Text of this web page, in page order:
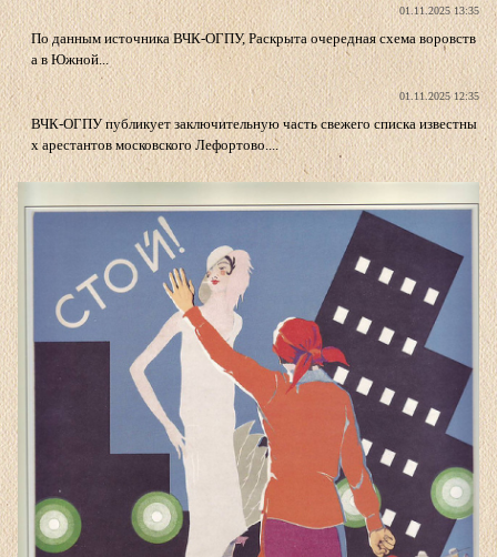
01.11.2025 13:35
По данным источника ВЧК-ОГПУ, Раскрыта очередная схема воровств
а в Южной...
01.11.2025 12:35
ВЧК-ОГПУ публикует заключительную часть свежего списка известны
х арестантов московского Лефортово....